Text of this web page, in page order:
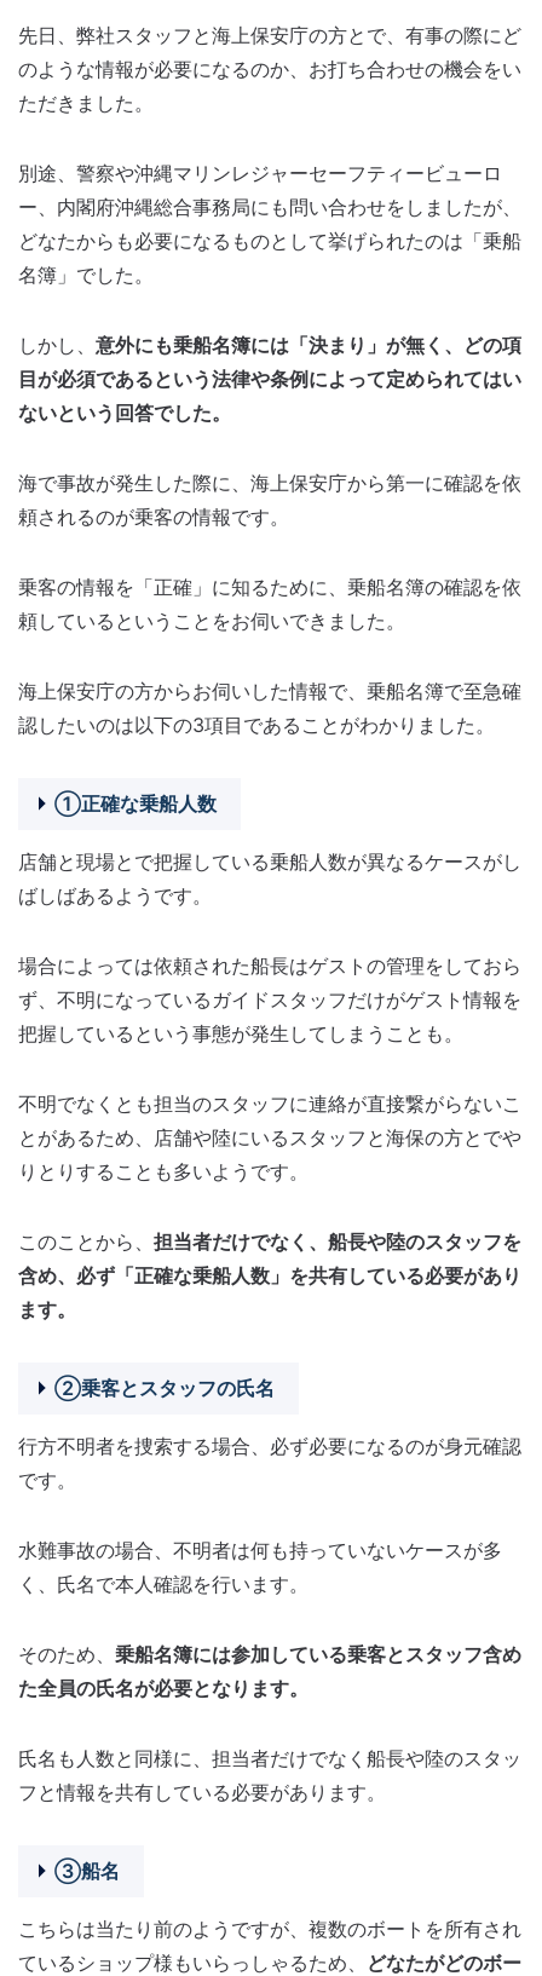
先日、弊社スタッフと海上保安庁の方とで、有事の際にど
のような情報が必要になるのか、お打ち合わせの機会をい
ただきました。
別途、警察や沖縄マリンレジャーセーフティービューロ
ー、内閣府沖縄総合事務局にも問い合わせをしましたが、
どなたからも必要になるものとして挙げられたのは「乗船
名簿」でした。
しかし、 意外にも乗船名簿には「決まり」が無く、どの項
目が必須であるという法律や条例によって定められてはい
ないという回答でした。
海で事故が発生した際に、海上保安庁から第一に確認を依
頼されるのが乗客の情報です。
乗客の情報を「正確」に知るために、乗船名簿の確認を依
頼しているということをお伺いできました。
海上保安庁の方からお伺いした情報で、乗船名簿で至急確
認したいのは以下の3項目であることがわかりました。
①正確な乗船人数
店舗と現場とで把握している乗船人数が異なるケースがし
ばしばあるようです。
場合によっては依頼された船長はゲストの管理をしておら
ず、不明になっているガイドスタッフだけがゲスト情報を
把握しているという事態が発生してしまうことも。
不明でなくとも担当のスタッフに連絡が直接繋がらないこ
とがあるため、店舗や陸にいるスタッフと海保の方とでや
りとりすることも多いようです。
このことから、 担当者だけでなく、船長や陸のスタッフを
含め、必ず「正確な乗船人数」を共有している必要があり
ます。
②乗客とスタッフの氏名
行方不明者を捜索する場合、必ず必要になるのが身元確認
です。
水難事故の場合、不明者は何も持っていないケースが多
く、氏名で本人確認を行います。
そのため、 乗船名簿には参加している乗客とスタッフ含め
た全員の氏名が必要となります。
氏名も人数と同様に、担当者だけでなく船長や陸のスタッ
フと情報を共有している必要があります。
③船名
こちらは当たり前のようですが、複数のボートを所有され
ているショップ様もいらっしゃるため、 どなたがどのボー